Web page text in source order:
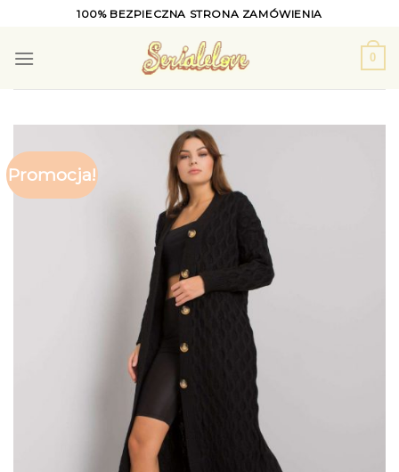
content
100% BEZPIECZNA STRONA ZAMÓWIENIA
0
Promocja!